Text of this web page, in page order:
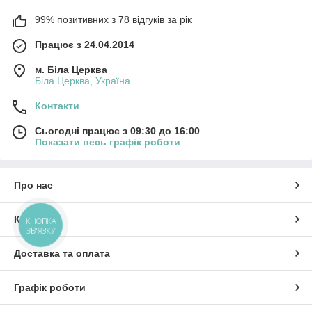
99% позитивних з 78 відгуків за рік
Працює з 24.04.2014
м. Біла Церква
Біла Церква, Україна
Контакти
Сьогодні працює з 09:30 до 16:00
Показати весь графік роботи
Про нас
Контакти
Доставка та оплата
Графік роботи
КНОПКА
ЗВ'ЯЗКУ